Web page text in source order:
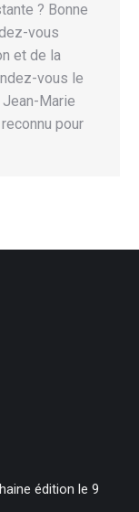
? Bonne
vous
et de la
vous le
Marie
pour
édition le 9